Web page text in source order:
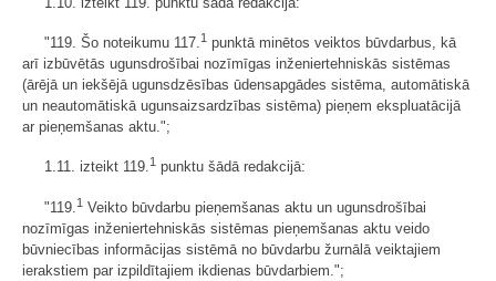
"119. Šo noteikumu 117.1 punktā minētos veiktos būvdarbus, kā
arī izbūvētās ugunsdrošībai nozīmīgas inženiertehniskās sistēmas
(ārējā un iekšējā ugunsdzēsības ūdensapgādes sistēma, automātiskā
un neautomātiskā ugunsaizsardzības sistēma) pieņem ekspluatācijā
ar pieņemšanas aktu.";
1.11. izteikt 119.1 punktu šādā redakcijā:
"119. 1 Veikto būvdarbu pieņemšanas aktu un ugunsdrošībai
nozīmīgas inženiertehniskās sistēmas pieņemšanas aktu veido
būvniecības informācijas sistēmā no būvdarbu žurnālā veiktajiem
ierakstiem par izpildītajiem ikdienas būvdarbiem.";